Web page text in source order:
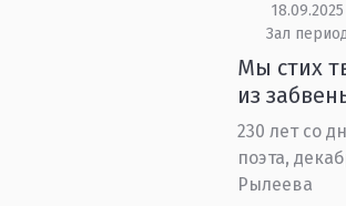
Зал
Мы стих
из
230 лет со
поэта,
Рылеева